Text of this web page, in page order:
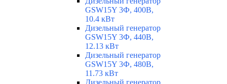
GSW15Y 3Ф, 400В,
10.4 кВт
Дизельный генератор
GSW15Y 3Ф, 440В,
12.13 кВт
Дизельный генератор
GSW15Y 3Ф, 480В,
11.73 кВт